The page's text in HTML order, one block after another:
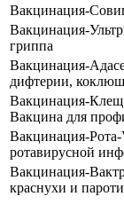
Вакцинация-
Вакцинация-
гриппа
Вакцинация-
дифтерии,
Вакцинация-Клещ
Вакцина для
Вакцинация-
ротавирусной
Вакцинация-
краснухи и